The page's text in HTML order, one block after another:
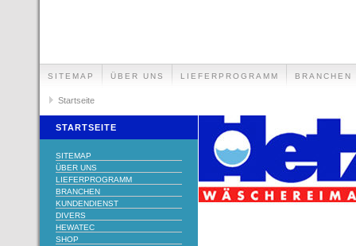
SITEMAP ÜBER UNS LIEFERPROGRAMM BRANCHEN
Startseite
STARTSEITE
SITEMAP
ÜBER UNS
LIEFERPROGRAMM
BRANCHEN
KUNDENDIENST
DIVERS
HEWATEC
SHOP